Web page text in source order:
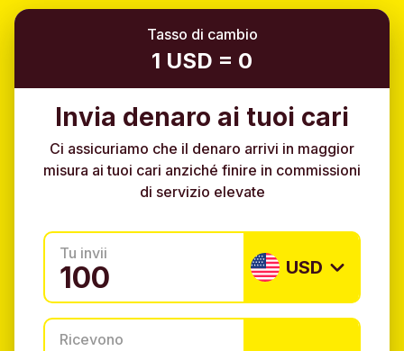
Tasso di cambio
1 USD = 0
Invia denaro ai tuoi cari
Ci assicuriamo che il denaro arrivi in maggior
misura ai tuoi cari anziché finire in commissioni
di servizio elevate
Tu invii
USD
Ricevono